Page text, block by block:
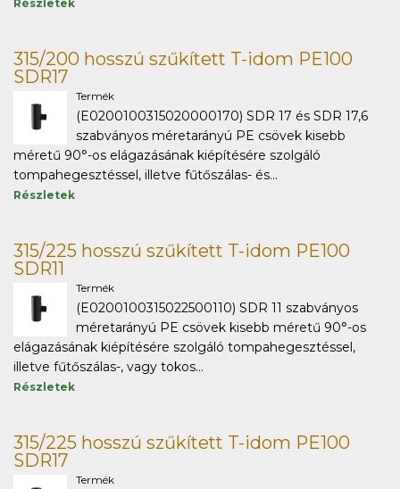
Részletek
315/200 hosszú szűkített T-idom PE100
SDR17
Termék
(E0200100315020000170) SDR 17 és SDR 17,6
szabványos méretarányú PE csövek kisebb
méretű 90°-os elágazásának kiépítésére szolgáló
tompahegesztéssel, illetve fűtőszálas- és...
Részletek
315/225 hosszú szűkített T-idom PE100
SDR11
Termék
(E0200100315022500110) SDR 11 szabványos
méretarányú PE csövek kisebb méretű 90°-os
elágazásának kiépítésére szolgáló tompahegesztéssel,
illetve fűtőszálas-, vagy tokos...
Részletek
315/225 hosszú szűkített T-idom PE100
SDR17
Termék